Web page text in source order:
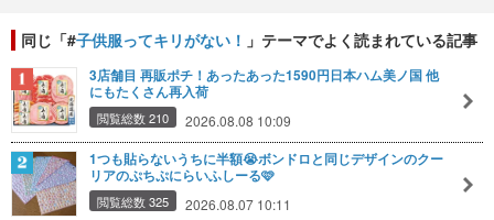
同じ「#子供服ってキリがない！ 」テーマでよく読まれている記事
3店舗目 再販ポチ！あったあった1590円日本ハム美ノ国 他
にもたくさん再入荷
閲覧総数 210 2026.08.08 10:09
1つも貼らないうちに半額😭ボンドロと同じデザインのクー
リアのぷちぷにらいふしーる🩷
閲覧総数 325 2026.08.07 10:11